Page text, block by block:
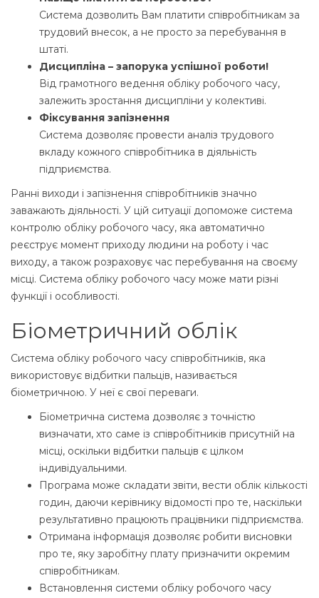
Система дозволить Вам платити співробітникам за
трудовий внесок, а не просто за перебування в
штаті.
Дисципліна – запорука успішної роботи!
Від грамотного ведення обліку робочого часу,
залежить зростання дисципліни у колективі.
Фіксування запізнення
Система дозволяє провести аналіз трудового
вкладу кожного співробітника в діяльність
підприємства.
Ранні виходи і запізнення співробітників значно
заважають діяльності. У цій ситуації допоможе система
контролю обліку робочого часу, яка автоматично
реєструє момент приходу людини на роботу і час
виходу, а також розраховує час перебування на своєму
місці. Система обліку робочого часу може мати різні
функції і особливості.
Біометричний облік
Система обліку робочого часу співробітників, яка
використовує відбитки пальців, називається
біометричною. У неї є свої переваги.
Біометрична система дозволяє з точністю
визначати, хто саме із співробітників присутній на
місці, оскільки відбитки пальців є цілком
індивідуальними.
Програма може складати звіти, вести облік кількості
годин, даючи керівнику відомості про те, наскільки
результативно працюють працівники підприємства.
Отримана інформація дозволяє робити висновки
про те, яку заробітну плату призначити окремим
співробітникам.
Встановлення системи обліку робочого часу